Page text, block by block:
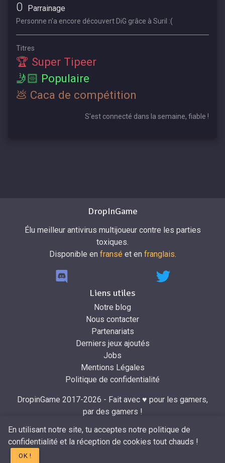
0 Parrainage
Personne n'a encore découvert DiG grâce à Suril :(
Titres
🏆 Super Tipeer
🤳🏻 Populaire
💩 Caca de compétition
S'est connecté dans la semaine, fiable !
En utilisant notre site, tu acceptes notre politique de
confidentialité et la réception de cookies tout chauds !
OK !
DropInGame
Élu meilleur antivirus multijoueur contre les parties
toxiques.
Disponible en fransé et en franglais.
Liens utiles
Notre blog
Nous contacter
Partenariats
Derniers jeux ajoutés
Jobs
Mentions Légales
Politique de confidentialité
DropinGame 2017-2026 - Fait avec ♥ pour les gamers,
par des gamers !